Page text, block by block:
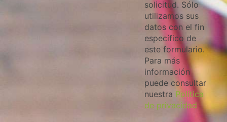
solicitud. Sólo
utilizamos sus
datos con el fin
específico de
este formulario.
Para más
información
puede consultar
nuestra Política
de privacidad